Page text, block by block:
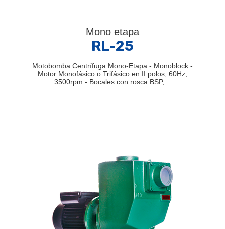
Mono etapa
RL-25
Motobomba Centrífuga Mono-Etapa - Monoblock -
Motor Monofásico o Trifásico en II polos, 60Hz,
3500rpm - Bocales con rosca BSP,…